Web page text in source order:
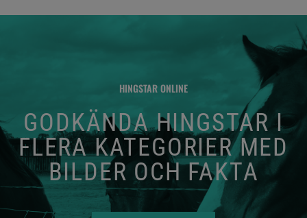
HINGSTAR ONLINE
GODKÄNDA HINGSTAR I
FLERA KATEGORIER MED
BILDER OCH FAKTA